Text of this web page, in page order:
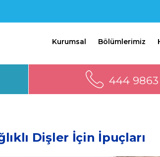
Kurumsal Bölümlerimiz
444 9863
Dişler İçin İpuçları